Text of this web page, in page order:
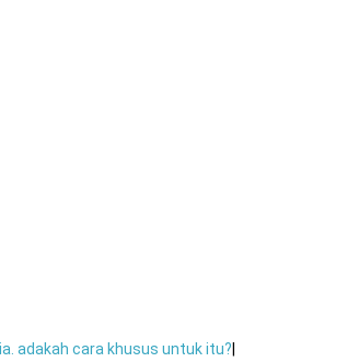
adakah cara khusus untuk itu?